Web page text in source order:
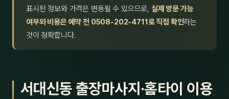
표시된 정보와 가격은 변동될 수 있으므로, 실제 방문 가능
여부와 비용은 예약 전 0508-202-4711로 직접 확인하는
것이 정확합니다.
서대신동 출장마사지·홈타이 이용